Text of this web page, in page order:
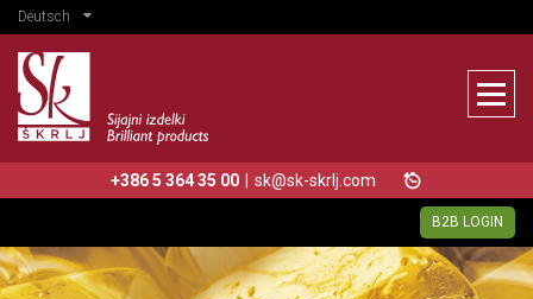
Deutsch
+386 5 364 35 00 | sk@sk-skrlj.com
B2B LOGIN